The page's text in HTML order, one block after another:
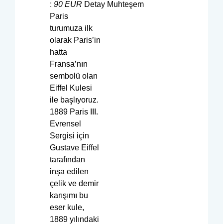
: 90 EUR Detay Muhteşem
Paris
turumuza ilk
olarak Paris’in
hatta
Fransa’nın
sembolü olan
Eiffel Kulesi
ile başlıyoruz.
1889 Paris III.
Evrensel
Sergisi için
Gustave Eiffel
tarafından
inşa edilen
çelik ve demir
karışımı bu
eser kule,
1889 yılındaki